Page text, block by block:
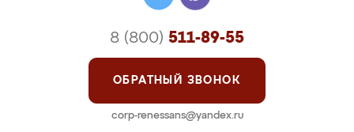
8 (800) 511-89-55
ОБРАТНЫЙ ЗВОНОК
corp-renessans@yandex.ru